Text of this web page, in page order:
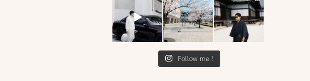
Follow me !